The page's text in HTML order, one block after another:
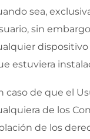
sea,
sin
estuviera
caso de que el
de los
de los